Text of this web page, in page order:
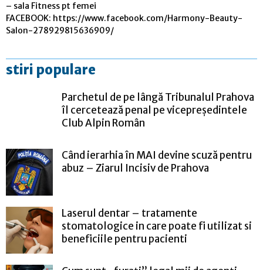
– sala Fitness pt femei
FACEBOOK: https://www.facebook.com/Harmony-Beauty-
Salon-278929815636909/
stiri populare
Parchetul de pe lângă Tribunalul Prahova
îl cercetează penal pe vicepreședintele
Club Alpin Român
Când ierarhia în MAI devine scuză pentru
abuz – Ziarul Incisiv de Prahova
Laserul dentar – tratamente
stomatologice in care poate fi utilizat si
beneficiile pentru pacienti